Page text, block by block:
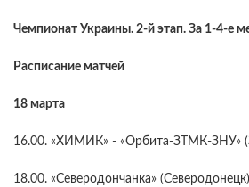
Чемпионат Украины. 2-й этап. За 1-4-е
Расписание матчей
18 марта
16.00. «ХИМИК» - «Орбита-ЗТМК-ЗНУ»
18.00. «Северодончанка»